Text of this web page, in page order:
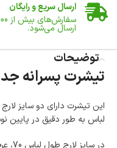
ارسال سریع و رایگان
سفارش‌های بیش از 500
ارسال می‌شود.
تا 14 روز پس از تحویل کالا می‌توانید آن را برگشت دهید.
امکان پرداخت در
وجود دارد.
امکان پرداخت
است.
توضیحات
تیشرت پسرانه
این تیشرت دارای دو سایز
لباس به طور دقیق در پایین